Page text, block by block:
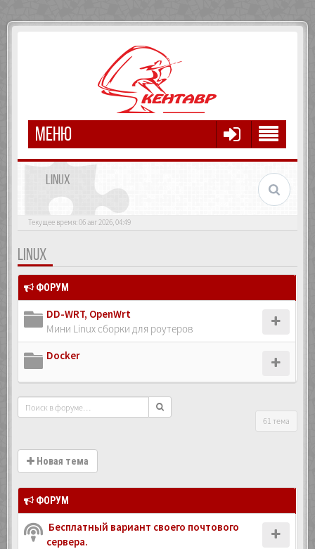
МЕНЮ
LINUX
Текущее время: 06 авг 2026, 04:49
LINUX
ФОРУМ
DD-WRT, OpenWrt
Мини Linux сборки для роутеров
Docker
61 тема
Новая тема
ФОРУМ
Бесплатный вариант своего почтового
сервера.